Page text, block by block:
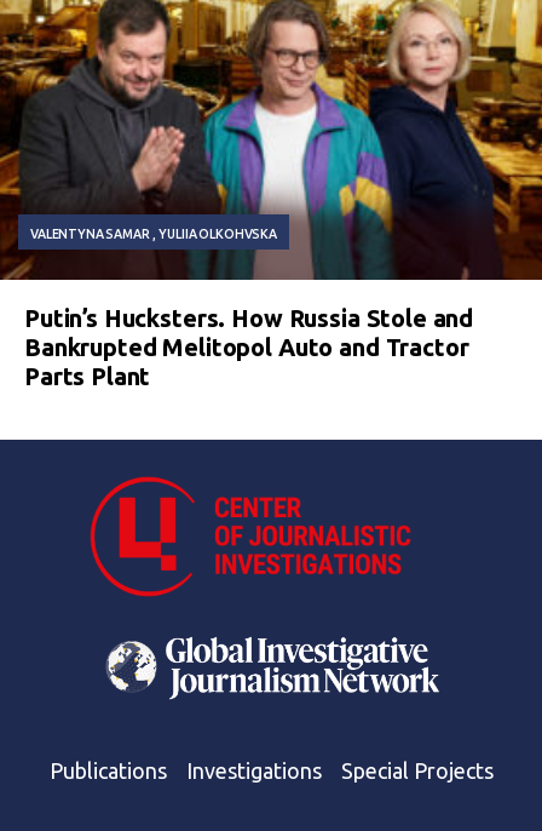
VALENTYNA SAMAR YULIIA OLKOHVSKA
Putin’s Hucksters. How Russia Stole and
Bankrupted Melitopol Auto and Tractor
Parts Plant
Publications Investigations Special Projects